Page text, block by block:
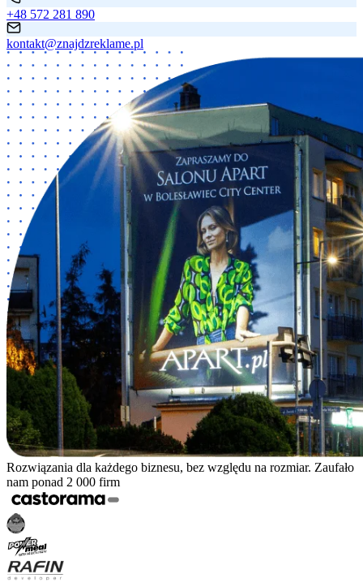
+48 572 281 890
kontakt@znajdzreklame.pl
Rozwiązania dla każdego biznesu, bez względu na rozmiar. Zaufało
nam ponad 2 000 firm